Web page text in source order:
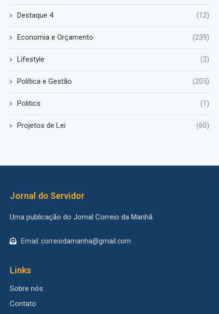
Destaque 4 (12)
Economia e Orçamento (239)
Lifestyle (2)
Política e Gestão (205)
Politics (1)
Projetos de Lei (60)
Jornal do Servidor
Uma publicação do Jornal Correio da Manhã.
Email: correiodamanha@gmail.com
Links
Sobre nós
Contato